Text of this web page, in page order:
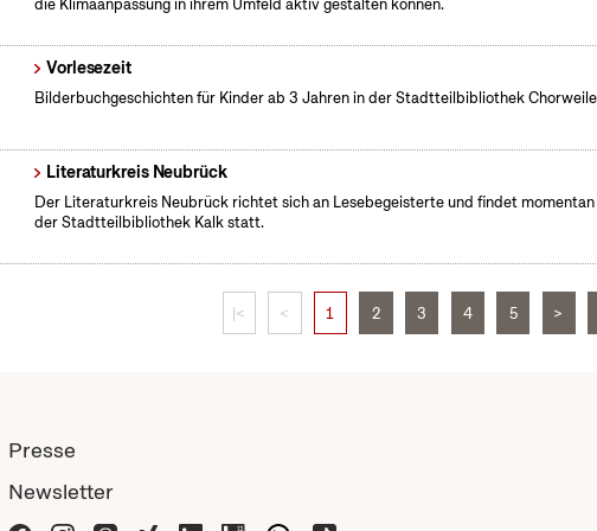
die Klimaanpassung in ihrem Umfeld aktiv gestalten können.
Vorlesezeit
Bilderbuchgeschichten für Kinder ab 3 Jahren in der Stadtteilbibliothek
Literaturkreis Neubrück
Der Literaturkreis Neubrück richtet sich an Lesebegeisterte und findet momentan
der Stadtteilbibliothek Kalk statt.
|< < 1 2 3 4 5 >
Presse
Newsletter